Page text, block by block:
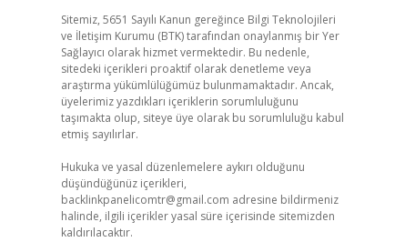
Sitemiz, 5651 Sayılı Kanun gereğince Bilgi Teknolojileri
ve İletişim Kurumu (BTK) tarafından onaylanmış bir Yer
Sağlayıcı olarak hizmet vermektedir. Bu nedenle,
sitedeki içerikleri proaktif olarak denetleme veya
araştırma yükümlülüğümüz bulunmamaktadır. Ancak,
üyelerimiz yazdıkları içeriklerin sorumluluğunu
taşımakta olup, siteye üye olarak bu sorumluluğu kabul
etmiş sayılırlar.
Hukuka ve yasal düzenlemelere aykırı olduğunu
düşündüğünüz içerikleri,
backlinkpanelicomtr@gmail.com adresine bildirmeniz
halinde, ilgili içerikler yasal süre içerisinde sitemizden
kaldırılacaktır.